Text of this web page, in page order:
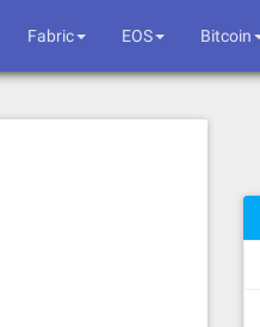
Fabric EOS Bitcoin